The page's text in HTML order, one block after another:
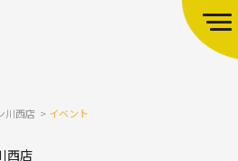
川西店 イベント
西店